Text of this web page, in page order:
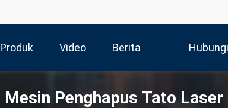
Produk Video Berita Hubungi
Kami
Mesin Penghapus Tato